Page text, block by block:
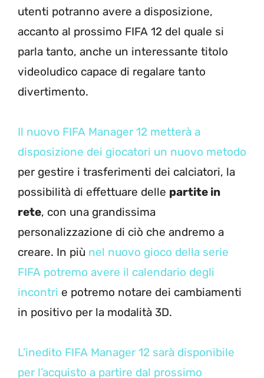
utenti potranno avere a disposizione,
accanto al prossimo FIFA 12 del quale si
parla tanto, anche un interessante titolo
videoludico capace di regalare tanto
divertimento.
Il nuovo FIFA Manager 12 metterà a
disposizione dei giocatori un nuovo metodo
per gestire i trasferimenti dei calciatori, la
possibilità di effettuare delle partite in
rete, con una grandissima
personalizzazione di ciò che andremo a
creare. In più nel nuovo gioco della serie
FIFA potremo avere il calendario degli
incontri e potremo notare dei cambiamenti
in positivo per la modalità 3D.
L’inedito FIFA Manager 12 sarà disponibile
per l’acquisto a partire dal prossimo